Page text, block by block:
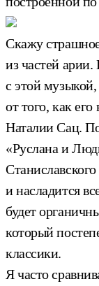
Скажу
из частей арии.
с этой
от того, как
Наталии Сац.
«Руслана и
и насладится
будет
который
классики.
Я часто